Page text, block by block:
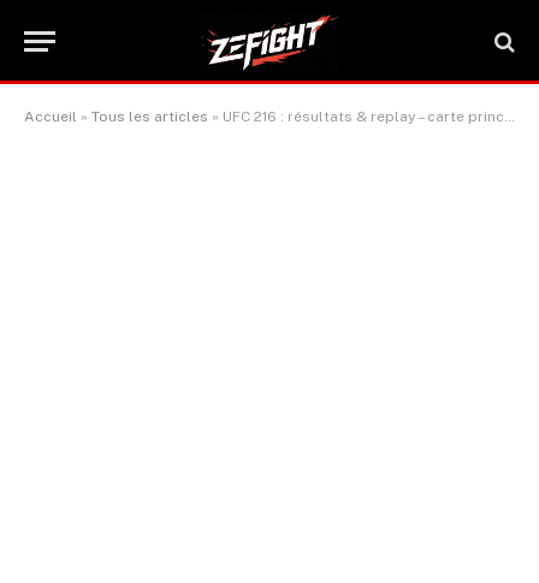
Accueil » Tous les articles » UFC 216 : résultats & replay – carte principale et préliminaire